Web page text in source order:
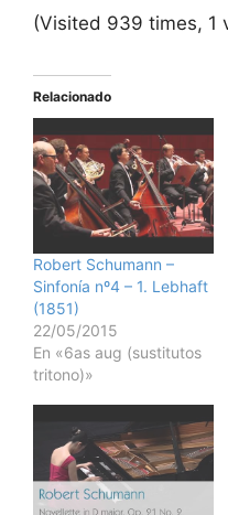
(Visited 939 times, 1
Relacionado
Robert Schumann –
Sinfonía nº4 – 1. Lebhaft
(1851)
22/05/2015
En «6as aug (sustitutos
tritono)»